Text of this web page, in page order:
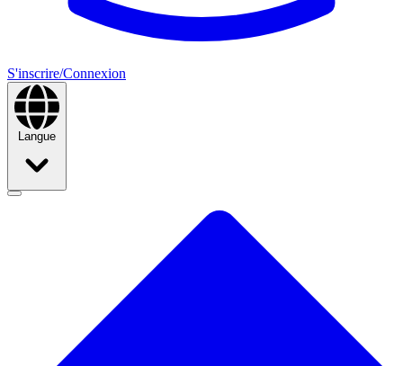
S'inscrire/Connexion
Langue